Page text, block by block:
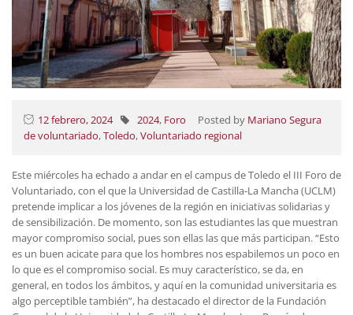
12 febrero, 2024 Posted by Mariano Segura
2024, Foro
de voluntariado,Toledo,Voluntariado regional
Este miércoles ha echado a andar en el campus de Toledo el III Foro de
Voluntariado, con el que la Universidad de Castilla-La Mancha (UCLM)
pretende implicar a los jóvenes de la región en iniciativas solidarias y
de sensibilización. De momento, son las estudiantes las que muestran
mayor compromiso social, pues son ellas las que más participan. “Esto
es un buen acicate para que los hombres nos espabilemos un poco en
lo que es el compromiso social. Es muy característico, se da, en
general, en todos los ámbitos, y aquí en la comunidad universitaria es
algo perceptible también”, ha destacado el director de la Fundación